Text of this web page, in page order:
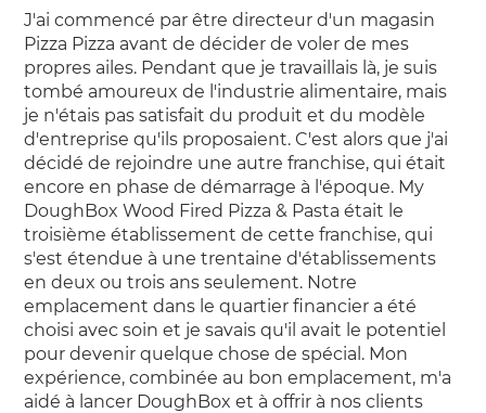
J'ai commencé par être directeur d'un magasin
Pizza Pizza avant de décider de voler de mes
propres ailes. Pendant que je travaillais là, je suis
tombé amoureux de l'industrie alimentaire, mais
je n'étais pas satisfait du produit et du modèle
d'entreprise qu'ils proposaient. C'est alors que j'ai
décidé de rejoindre une autre franchise, qui était
encore en phase de démarrage à l'époque. My
DoughBox Wood Fired Pizza & Pasta était le
troisième établissement de cette franchise, qui
s'est étendue à une trentaine d'établissements
en deux ou trois ans seulement. Notre
emplacement dans le quartier financier a été
choisi avec soin et je savais qu'il avait le potentiel
pour devenir quelque chose de spécial. Mon
expérience, combinée au bon emplacement, m'a
aidé à lancer DoughBox et à offrir à nos clients